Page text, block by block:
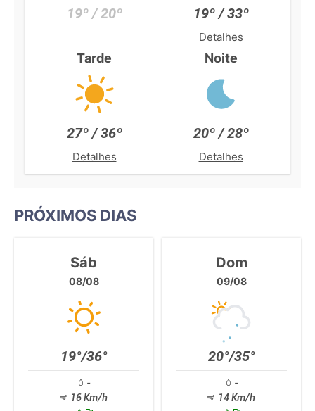
19º / 20º 19º / 33º
Detalhes
Tarde
27º / 36º
Detalhes
Noite
20º / 28º
Detalhes
PRÓXIMOS DIAS
Sáb
08/08
19°/36°
-
16 Km/h
Dom
09/08
20°/35°
-
14 Km/h